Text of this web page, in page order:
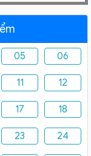
05 06
11 12
17 18
23 24